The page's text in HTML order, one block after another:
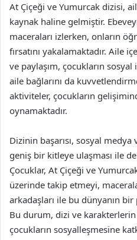
At Çiçeği ve Yumurcak dizisi,
kaynak haline gelmiştir.
maceraları izlerken, onların
fırsatını yakalamaktadır. Aile
ve paylaşım, çocukların
aile bağlarını da
aktiviteler, çocukların
oynamaktadır.
Dizinin başarısı, sosyal
geniş bir kitleye ulaşması ile
Çocuklar, At Çiçeği ve
üzerinde takip etmeyi,
arkadaşları ile bu dünyanın bir
Bu durum, dizi ve
çocukların sosyalleşmesine